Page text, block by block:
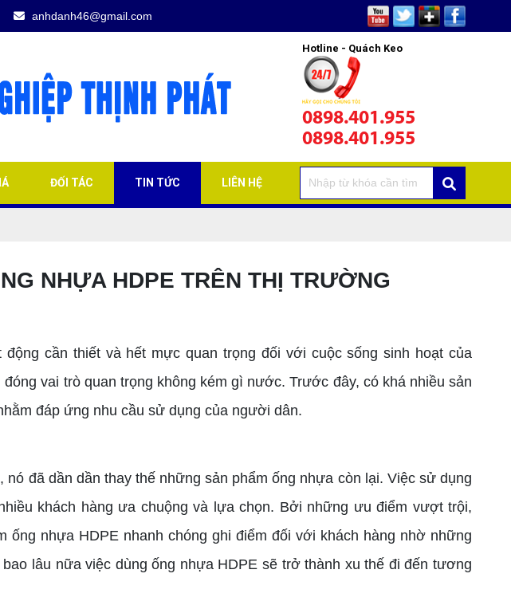
anhdanh46@gmail.com
Hotline - Quách Keo
0898.401.955
0898.401.955
ĐỐI TÁC TIN TỨC LIÊN HỆ
NHỰA HDPE TRÊN THỊ TRƯỜNG
cần thiết và hết mực quan trọng đối với cuộc sống sinh hoạt của
vai trò quan trọng không kém gì nước. Trước đây, có khá nhiều sản
đáp ứng nhu cầu sử dụng của người dân.
đã dần dần thay thế những sản phẩm ống nhựa còn lại. Việc sử dụng
khách hàng ưa chuộng và lựa chọn. Bởi những ưu điểm vượt trội,
nhựa HDPE nhanh chóng ghi điểm đối với khách hàng nhờ những
lâu nữa việc dùng ống nhựa HDPE sẽ trở thành xu thế đi đến tương